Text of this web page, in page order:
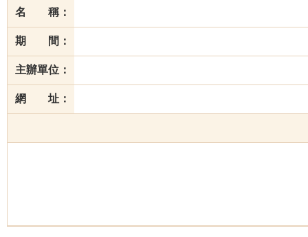
名 稱：
期 間：
主辦單位：
網 址：